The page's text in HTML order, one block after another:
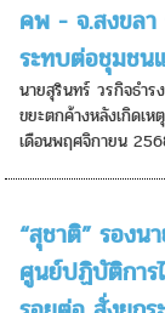
คพ - จ.สงขลา
ระทบต่อชุมชน
นายสุรินทร์ วรกิจธำ
ขยะตกค้างหลังเกิดเ
เดือนพฤศจิกายน
“สุชาติ” รองน
ศูนย์ปฏิบัติการ